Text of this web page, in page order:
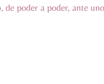
poder a poder, ante